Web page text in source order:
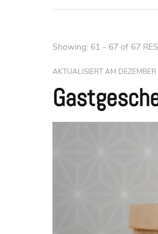
Showing: 61 - 67 of 67
AKTUALISIERT AM